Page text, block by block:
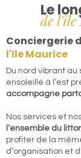
Le
de l'île
Conciergerie
l'Ile Maurice
Du nord vibrant au
ensoleillé à l’est
accompagne
Nos services et
l’ensemble du
profiter de la
d’organisation et